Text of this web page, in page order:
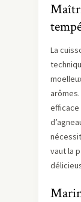
La
efficace
vaut la